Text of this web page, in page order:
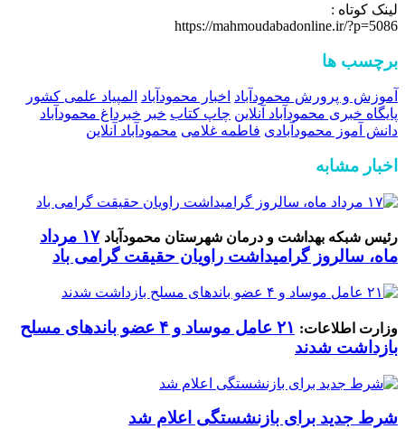
لینک کوتاه :
https://mahmoudabadonline.ir/?p=5086
برچسب ها
آموزش و پرورش محمودآباد اخبار محمودآباد المپیاد علمی کشور
پایگاه خبری محمودآباد آنلاین چاپ کتاب خبر خبرداغ محمودآباد
دانش آموز محمودآبادی فاطمه غلامی محمودآباد آنلاین
اخبار مشابه
رئیس شبکه بهداشت و درمان شهرستان محمودآباد
۱۷ مرداد
ماه، سالروز گرامیداشت راویان حقیقت گرامی باد
وزارت اطلاعات:
۲۱ عامل موساد و ۴ عضو باند‌های مسلح
بازداشت شدند
شرط جدید برای بازنشستگی اعلام شد